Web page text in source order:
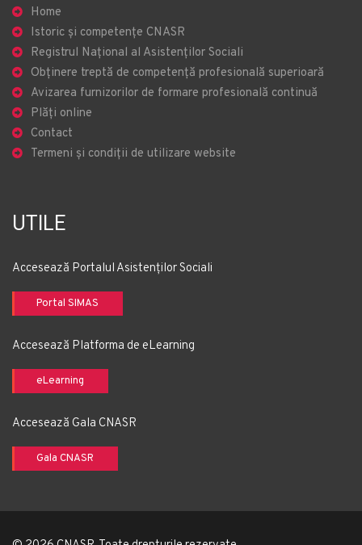
Home
Istoric și competențe CNASR
Registrul Național al Asistenților Sociali
Obținere treptă de competență profesională superioară
Avizarea furnizorilor de formare profesională continuă
Plăți online
Contact
Termeni și condiții de utilizare website
UTILE
Accesează Portalul Asistenților Sociali
Portal SIMAS
Accesează Platforma de eLearning
eLearning
Accesează Gala CNASR
Gala CNASR